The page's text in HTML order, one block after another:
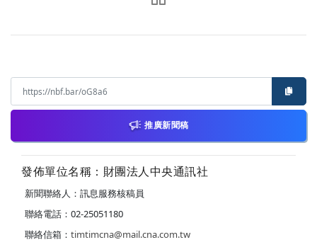
推廣新聞稿
發佈單位名稱：財團法人中央通訊社
新聞聯絡人：訊息服務核稿員
聯絡電話：02-25051180
聯絡信箱： timtimcna@mail.cna.com.tw